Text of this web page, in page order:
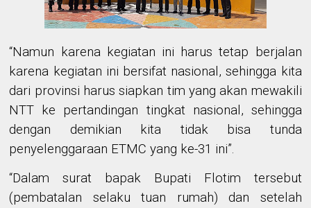
“Namun karena kegiatan ini harus tetap berjalan
karena kegiatan ini bersifat nasional, sehingga kita
dari provinsi harus siapkan tim yang akan mewakili
NTT ke pertandingan tingkat nasional, sehingga
dengan demikian kita tidak bisa tunda
penyelenggaraan ETMC yang ke-31 ini”.
“Dalam surat bapak Bupati Flotim tersebut
(pembatalan selaku tuan rumah) dan setelah